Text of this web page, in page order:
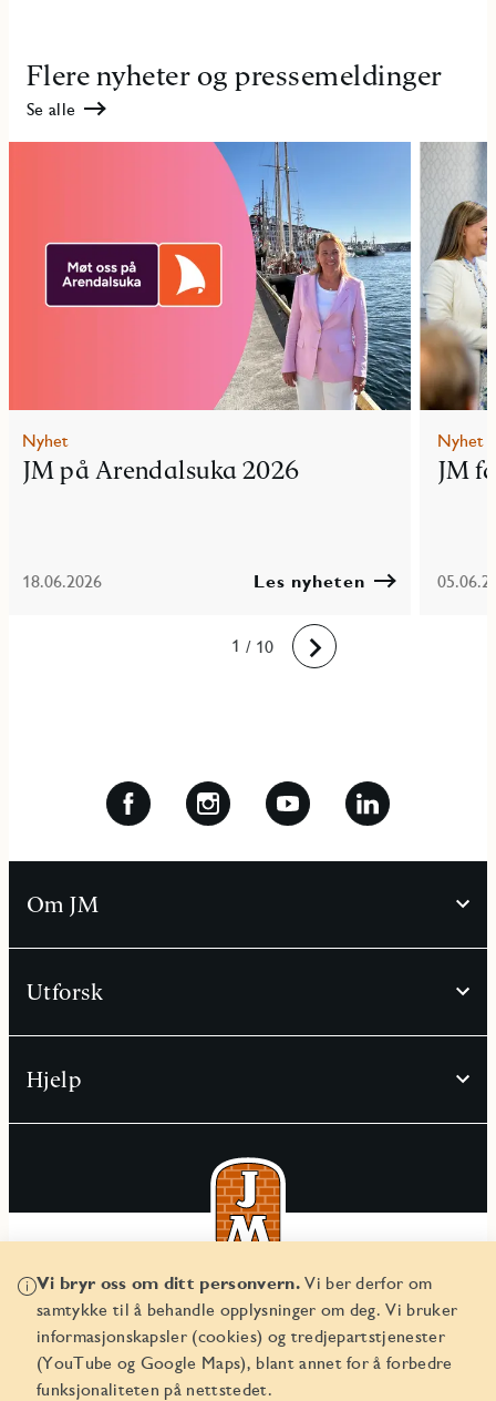
Flere nyheter og pressemeldinger
Se alle
Nyhet
JM på Arendalsuka 2026
18.06.2026 Les nyheten
Nyhet
JM
1
2
3
4
5
6
7
8
9
10 / 10 Fremover
Vi bryr oss om ditt personvern.Vi ber derfor om
samtykke til å behandle opplysninger om deg. Vi bruker
informasjonskapsler (cookies) og tredjepartstjenester
(YouTube og Google Maps), blant annet for å forbedre
funksjonaliteten på nettstedet.
Om JM
Utforsk
Hjelp
© JM Norge AS 2026
Organisasjonsnummer 829 350 122